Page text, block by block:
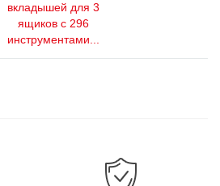
вкладышей для 3
ящиков с 296
инструментами...